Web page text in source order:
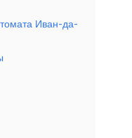
Иван-да-